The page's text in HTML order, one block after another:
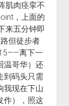
肌肉痉挛不
，上面的
来五分钟即
但徒步者
离下一
温哥华）还
到码头只需
我现在下山
作），照这